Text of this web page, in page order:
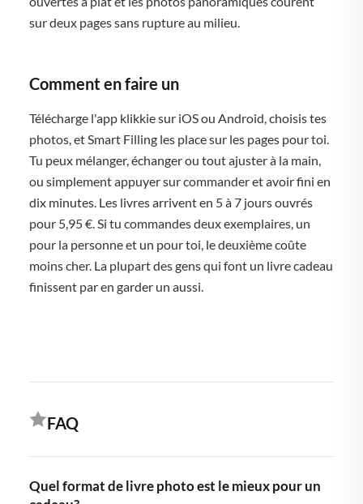
sur deux pages sans rupture au milieu.
Comment en faire un
Télécharge l'app klikkie sur iOS ou Android, choisis tes
photos, et Smart Filling les place sur les pages pour toi.
Tu peux mélanger, échanger ou tout ajuster à la main,
ou simplement appuyer sur commander et avoir fini en
dix minutes. Les livres arrivent en 5 à 7 jours ouvrés
pour 5,95 €. Si tu commandes deux exemplaires, un
pour la personne et un pour toi, le deuxième coûte
moins cher. La plupart des gens qui font un livre cadeau
finissent par en garder un aussi.
FAQ
Quel format de livre photo est le mieux pour un